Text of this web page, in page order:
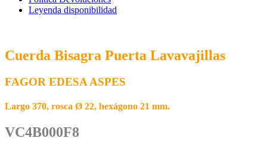
Leyenda disponibilidad
Cuerda Bisagra Puerta Lavavajillas
FAGOR EDESA ASPES
Largo 370, rosca Ø 22, hexágono 21 mm.
VC4B000F8